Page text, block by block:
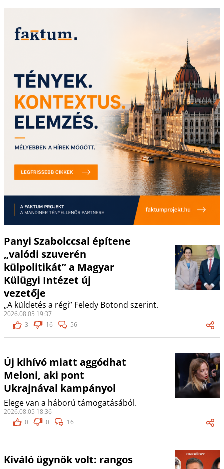
Panyi Szabolccsal építene
„valódi szuverén
külpolitikát” a Magyar
Külügyi Intézet új
vezetője
„A küldetés a régi” Feledy Botond szerint.
2026.08.05 19:37
3
16 56
Új kihívó miatt aggódhat
Meloni, aki pont
Ukrajnával kampányol
Elege van a háború támogatásából.
2026.08.05 18:36
0
0 16
Kiváló ügynök volt: rangos